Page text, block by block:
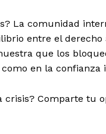
La comunidad
entre el
que los
en la confianza
crisis? Comparte tu